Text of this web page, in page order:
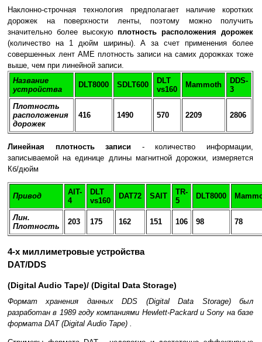
Наклонно-строчная технология предполагает наличие коротких
дорожек на поверхности ленты, поэтому можно получить
значительно более высокуюплотность расположения дорожек
(количество на 1 дюйм ширины). А за счет применения более
совершенных лент AME плотность записи на самих дорожках тоже
выше, чем при линейной записи.
Название
устройства
DLT8000 SDLT600
DLT
vs160
Mammoth
DDS-
3
Плотность
расположения
дорожек
416 1490 570 2209 2806
Линейная плотность записи - количество информации,
записываемой на единице длины магнитной дорожки, измеряется
Кб/дюйм
Привод
AIT-
4
DLT
vs160
DAT72 SAIT
TR-
5
DLT8000
Лин.
Плотность
203 175 162 151 106 98 78
4-х миллиметровые устройства
DAT/DDS
(Digital Audio Tape)/ (Digital Data Storage)
Формат хранения данных DDS (Digital Data Storage) был
разработан в 1989 году компаниями Hewlett-Packard и Sony на базе
формата DAT (Digital Audio Tape) .